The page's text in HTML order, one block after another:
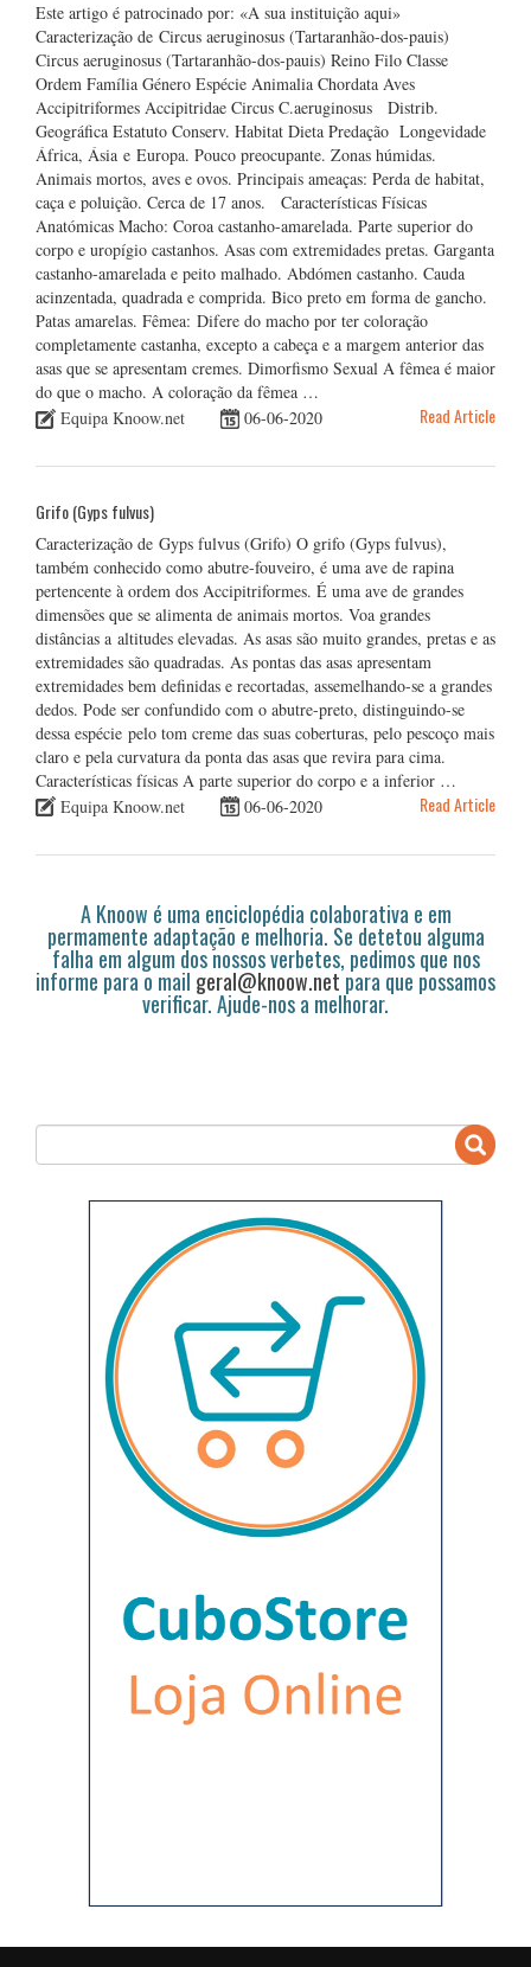
Este artigo é patrocinado por: «A sua instituição aqui»
Caracterização de Circus aeruginosus (Tartaranhão-dos-pauis)
Circus aeruginosus (Tartaranhão-dos-pauis) Reino Filo Classe
Ordem Família Género Espécie Animalia Chordata Aves
Accipitriformes Accipitridae Circus C.aeruginosus Distrib.
Geográfica Estatuto Conserv. Habitat Dieta Predação Longevidade
África, Ásia e Europa. Pouco preocupante. Zonas húmidas.
Animais mortos, aves e ovos. Principais ameaças: Perda de habitat,
caça e poluição. Cerca de 17 anos. Características Físicas
Anatómicas Macho: Coroa castanho-amarelada. Parte superior do
corpo e uropígio castanhos. Asas com extremidades pretas. Garganta
castanho-amarelada e peito malhado. Abdómen castanho. Cauda
acinzentada, quadrada e comprida. Bico preto em forma de gancho.
Patas amarelas. Fêmea: Difere do macho por ter coloração
completamente castanha, excepto a cabeça e a margem anterior das
asas que se apresentam cremes. Dimorfismo Sexual A fêmea é maior
do que o macho. A coloração da fêmea …
Equipa Knoow.net
06-06-2020 Read Article
Grifo (Gyps fulvus)
Caracterização de Gyps fulvus (Grifo) O grifo (Gyps fulvus),
também conhecido como abutre-fouveiro, é uma ave de rapina
pertencente à ordem dos Accipitriformes. É uma ave de grandes
dimensões que se alimenta de animais mortos. Voa grandes
distâncias a altitudes elevadas. As asas são muito grandes, pretas e as
extremidades são quadradas. As pontas das asas apresentam
extremidades bem definidas e recortadas, assemelhando-se a grandes
dedos. Pode ser confundido com o abutre-preto, distinguindo-se
dessa espécie pelo tom creme das suas coberturas, pelo pescoço mais
claro e pela curvatura da ponta das asas que revira para cima.
Características físicas A parte superior do corpo e a inferior …
Equipa Knoow.net
06-06-2020 Read Article
A Knoow é uma enciclopédia colaborativa e em
permamente adaptação e melhoria. Se detetou alguma
falha em algum dos nossos verbetes, pedimos que nos
informe para o mail geral@knoow.netpara que possamos
verificar. Ajude-nos a melhorar.